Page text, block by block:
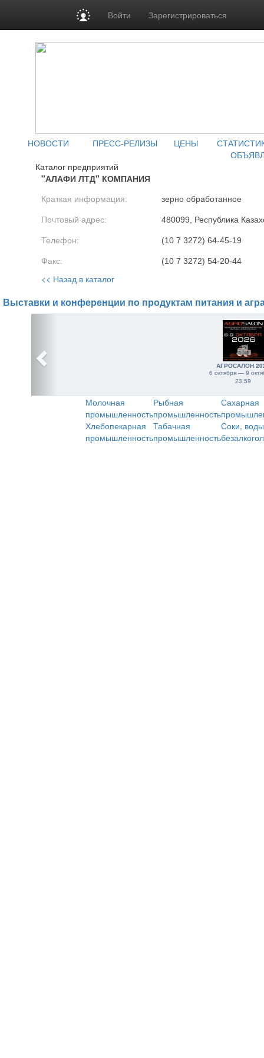
Войти Зарегистрироваться
НОВОСТИ ПРЕСС-РЕЛИЗЫ ЦЕНЫ
Каталог предприятий
"АЛАФИ ЛТД" КОМПАНИЯ
Краткая информация: зерно обработанное
Почтовый адрес: 480099, Республика
Телефон: (10 7 3272) 64-45-19
Факс: (10 7 3272) 54-20-44
<< Назад в каталог
Выставки и конференции по продуктам питания и
АГРОСАЛОН
6 октября — 9
23:59
Молочная
промышленность
Рыбная
промышленность
Сахарная
Хлебопекарная
промышленность
Табачная
промышленность
Соки,